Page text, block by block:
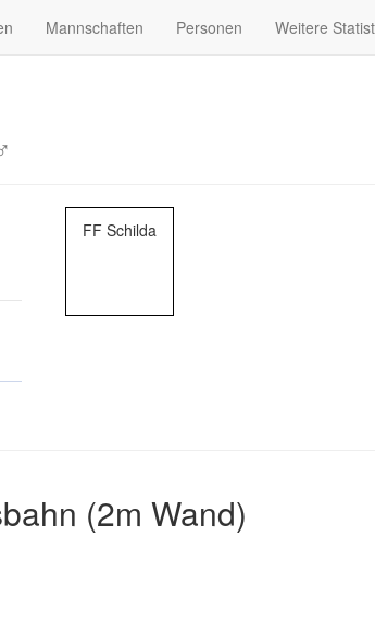
Mannschaften Personen Weitere
FF Schilda
(2m Wand)